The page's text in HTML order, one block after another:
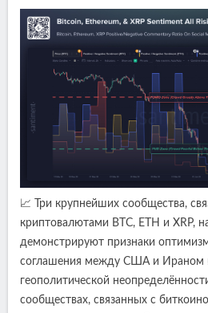
📈 Три крупнейших сообщества,
криптовалютами BTC, ETH и XRP,
демонстрируют признаки
соглашения между США и Ираном
геополитической
сообществах, связанных с